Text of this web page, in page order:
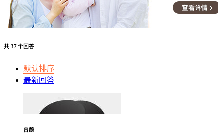
共 37 个回答
默认排序
最新回答
曾蔚